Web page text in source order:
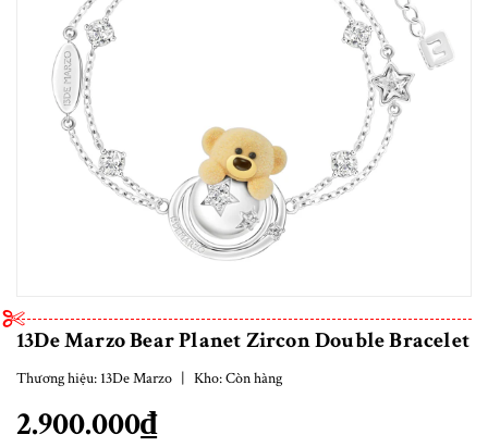
13De Marzo Bear Planet Zircon Double Bracelet
Thương hiệu: 13De Marzo | Kho:Còn hàng
2.900.000₫